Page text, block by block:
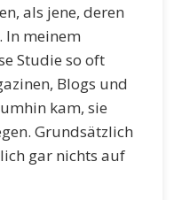
als jene, deren
In meinem
Studie so oft
Blogs und
kam, sie
Grundsätzlich
gar nichts auf